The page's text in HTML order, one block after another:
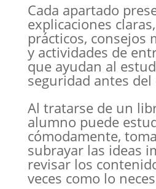
Cada apartado
explicaciones
prácticos, consejos
y actividades de
que ayudan al
seguridad antes del
Al tratarse de un
alumno puede
cómodamente,
subrayar las ideas
revisar los
veces como lo